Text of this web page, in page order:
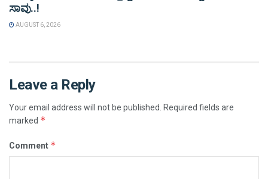
ಸಾವು..!
AUGUST 6, 2026
Leave a Reply
Your email address will not be published.
Required fields are
marked *
Comment *